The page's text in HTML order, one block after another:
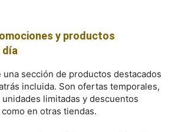
y productos
una sección de productos destacados
incluida. Son ofertas temporales,
limitadas y descuentos
en otras tiendas.